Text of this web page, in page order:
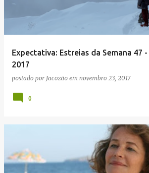
Expectativa: Estreias da Semana 47
2017
postado por Jacozão em novembro 23, 2017
0